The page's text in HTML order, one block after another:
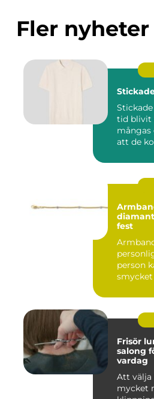
Fler nyheter
tid blivit
mångas
att de
fest
person
smycket
Frisör lund så hittar
salong
vardag
Att välja
mycket